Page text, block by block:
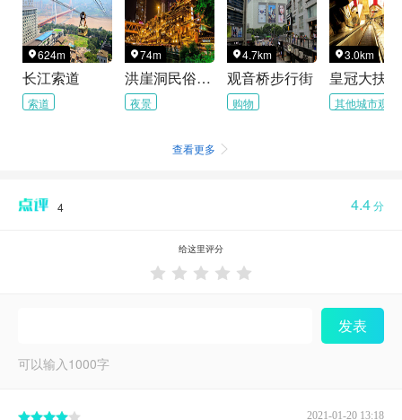
624m
长江索道
索道
74m
洪崖洞民俗风貌区
夜景
4.7km
观音桥步行街
购物
3.0km
皇冠大扶梯
其他城市观光
查看更多 
4 4.4分
给这里评分
    
发表
可以输入1000字
2021-01-20 13:18